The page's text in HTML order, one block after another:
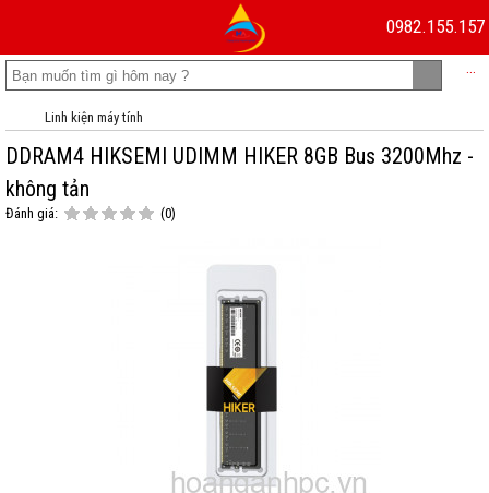
0982.155.157
...
Linh kiện máy tính
DDRAM4 HIKSEMI UDIMM HIKER 8GB Bus 3200Mhz -
không tản
Đánh giá: (0)